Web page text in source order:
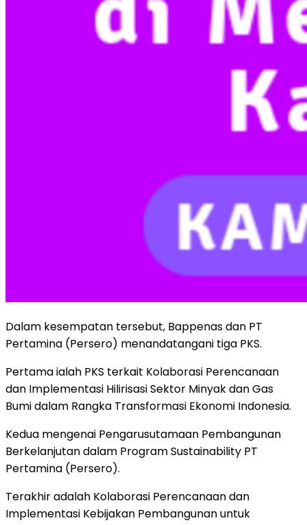
Dalam kesempatan tersebut, Bappenas dan PT
Pertamina (Persero) menandatangani tiga PKS.
Pertama ialah PKS terkait Kolaborasi Perencanaan
dan Implementasi Hilirisasi Sektor Minyak dan Gas
Bumi dalam Rangka Transformasi Ekonomi Indonesia.
Kedua mengenai Pengarusutamaan Pembangunan
Berkelanjutan dalam Program Sustainability PT
Pertamina (Persero).
Terakhir adalah Kolaborasi Perencanaan dan
Implementasi Kebijakan Pembangunan untuk